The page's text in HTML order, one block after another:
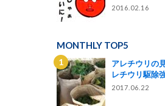
2016.02.16
MONTHLY TOP5
アレチウリの
レチウリ駆除
2017.06.22